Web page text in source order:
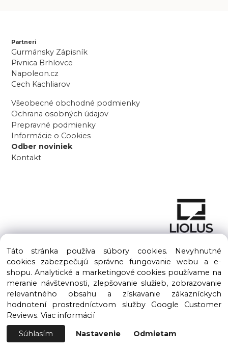
Partneri
Gurmánsky Zápisník
Pivnica Brhlovce
Napoleon.cz
Cech Kachliarov
Všeobecné obchodné podmienky
Ochrana osobných údajov
Prepravné podmienky
Informácie o Cookies
Odber noviniek
Kontakt
Copyright © 2016 – 2026 LIOLUS s.r.o. Všetky práva vyhradené.
Vytvorené spoločnosťouLIOLUS, s.r.o.
Ku Bratke 11, Levice, 934 05
Vytvorené systémom ClickEshop.sk
Táto stránka používa súbory cookies. Nevyhnutné
cookies zabezpečujú správne fungovanie webu a e-
shopu. Analytické a marketingové cookies používame na
meranie návštevnosti, zlepšovanie služieb, zobrazovanie
relevantného obsahu a získavanie zákazníckych
hodnotení prostredníctvom služby Google Customer
Reviews. Viac informácií
Súhlasím
Nastavenie Odmietam